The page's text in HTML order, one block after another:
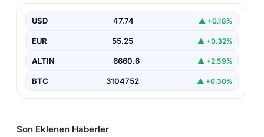
USD 47.74 ▲ +0.18%
EUR 55.25 ▲ +0.32%
ALTIN 6660.6 ▲ +2.59%
BTC 3104752 ▲ +0.30%
Son Eklenen Haberler